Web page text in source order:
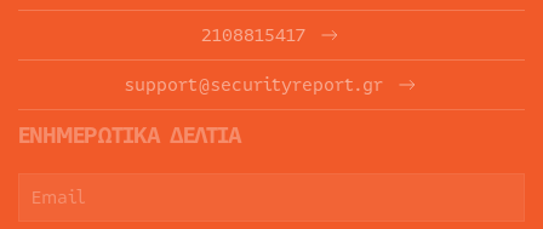
2108815417
support@securityreport.gr
ΕΝΗΜΕΡΩΤΙΚΑ ΔΕΛΤΙΑ